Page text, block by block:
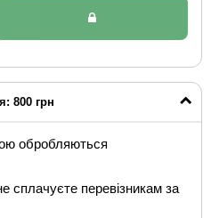
800 грн
обробляються
сплачуєте перевізникам за